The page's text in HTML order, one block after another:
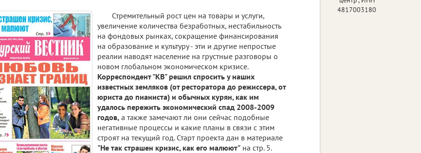
Стремительный рост цен на товары и услуги,
увеличение количества безработных, нестабильность
на фондовых рынках, сокращение финансирования
на образование и культуру - эти и другие непростые
реалии наводят население на грустные разговоры о
новом глобальном экономическом кризисе.
Корреспондент"КВ" решил спросить у наших
известных земляков (от ресторатора до режиссера, от
юриста до пианиста) и обычных курян, как им
удалось пережить экономический спад 2008-2009
годов, а также замечают ли они сейчас подобные
негативные процессы и какие планы в связи с этим
строят на текущий год. Старт проекта дан в материале
"Не так страшен кризис, как его малюют" на стр. 5.
4817003180